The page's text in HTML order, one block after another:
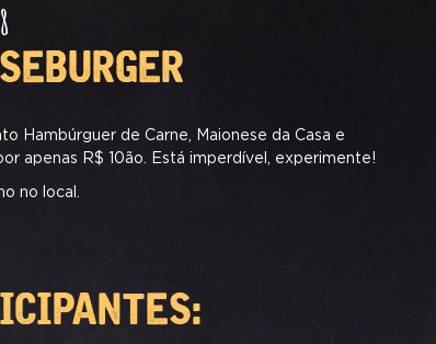
Hambúrguer de Carne, Maionese da Casa e
apenas R$ 10ão. Está imperdível, experimente!
no local.